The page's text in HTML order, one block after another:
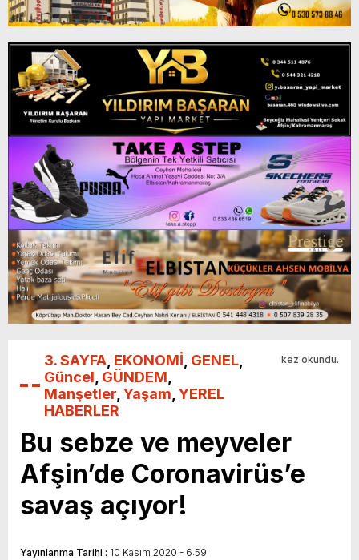
3. SAYFA EKONOMİ GENEL
Güncel GÜNDEM
Manşetler Yaşam YEREL
HABERLER
kez okundu.
Bu sebze ve meyveler
Afşin’de Coronavirüs’e
savaş açıyor!
Yayınlanma Tarihi : 10 Kasım 2020 - 6:59